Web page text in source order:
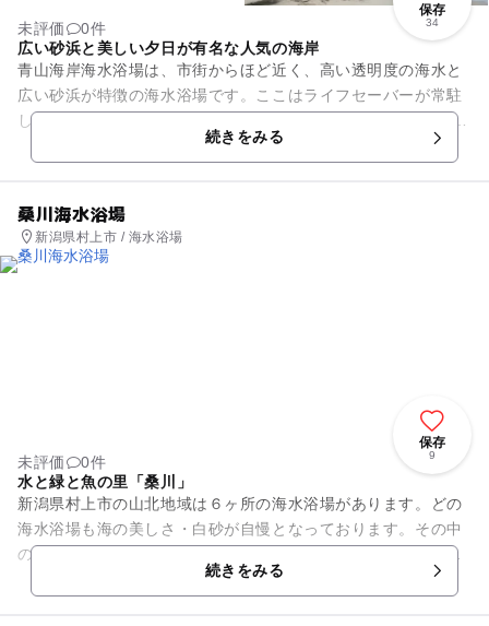
保存
34
未評価
0件
広い砂浜と美しい夕日が有名な人気の海岸
青山海岸海水浴場は、市街からほど近く、高い透明度の海水と
広い砂浜が特徴の海水浴場です。ここはライフセーバーが常駐
しているので、いざという時に安心です。 また夕日の鑑賞スポ
続きをみる
桑川海水浴場
新潟県村上市 / 海水浴場
保存
9
未評価
0件
水と緑と魚の里「桑川」
新潟県村上市の山北地域は６ヶ所の海水浴場があります。どの
海水浴場も海の美しさ・白砂が自慢となっております。その中
のひとつ桑川にあるのが「 桑川海水浴場 」です。浜の砂
は、とても細かく、釣りも楽し...
続きをみる